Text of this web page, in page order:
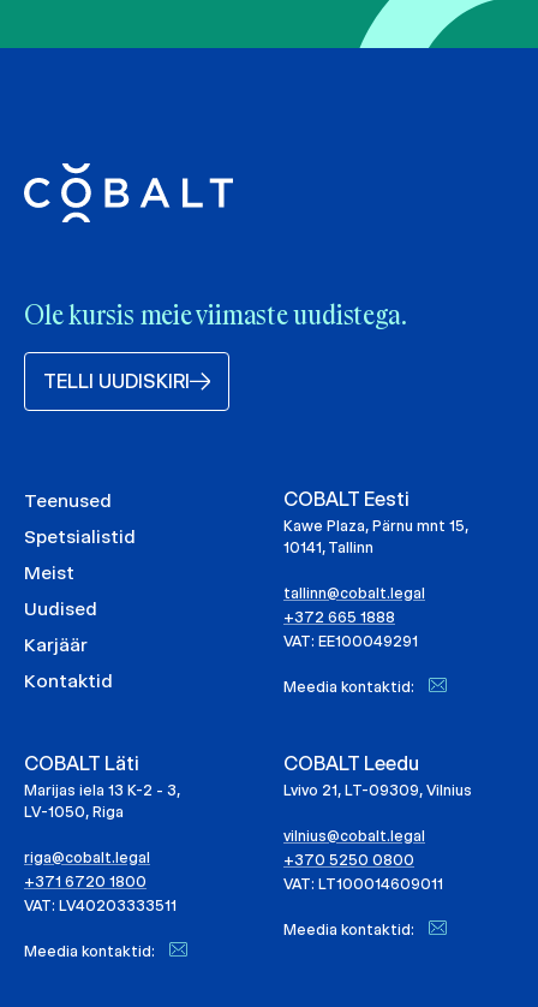
Ole kursis meie viimaste uudistega.
TELLI UUDISKIRI
Teenused
Spetsialistid
Meist
Uudised
Karjäär
Kontaktid
COBALT Eesti
Kawe Plaza, Pärnu mnt 15,
10141, Tallinn
tallinn@cobalt.legal
+372 665 1888
VAT: EE100049291
Meedia kontaktid:
COBALT Läti
Marijas iela 13 K-2 - 3,
LV-1050, Riga
riga@cobalt.legal
+371 6720 1800
VAT: LV40203333511
Meedia kontaktid:
COBALT Leedu
Lvivo 21, LT-09309, Vilnius
vilnius@cobalt.legal
+370 5250 0800
VAT: LT100014609011
Meedia kontaktid: